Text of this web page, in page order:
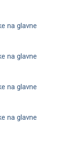
na glavne
na glavne
na glavne
na glavne